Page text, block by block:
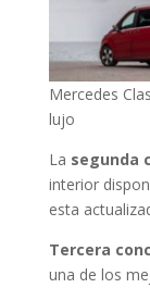
Mercedes
lujo
La segunda
interior
esta
Tercera
una de los